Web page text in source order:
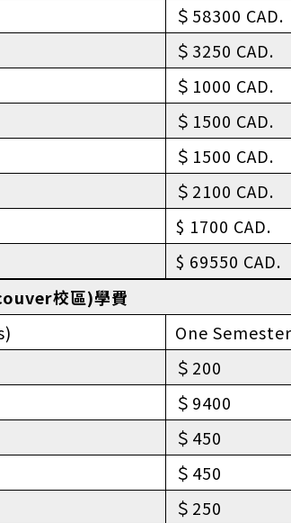
＄58300 CAD.
＄3250 CAD.
＄1000 CAD.
＄1500 CAD.
＄1500 CAD.
＄2100 CAD.
$ 1700 CAD.
$ 69550 CAD.
校區)學費
One
＄200
＄9400
＄450
＄450
＄250